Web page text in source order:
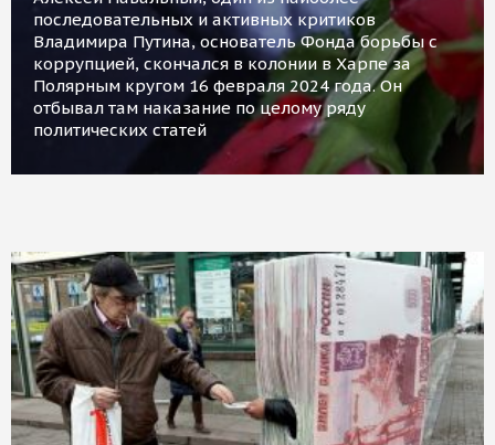
последовательных и активных критиков
Владимира Путина, основатель Фонда борьбы с
коррупцией, скончался в колонии в Харпе за
Полярным кругом 16 февраля 2024 года. Он
отбывал там наказание по целому ряду
политических статей